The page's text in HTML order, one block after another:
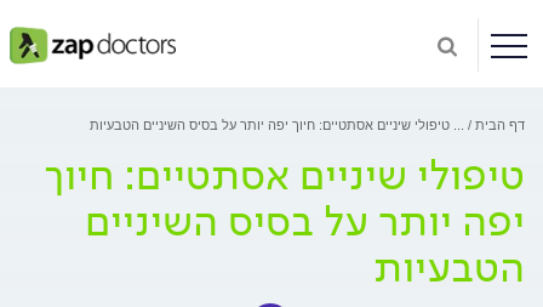
דף הבית טיפולי שיניים אסתטיים: חיוך יפה יותר על בסיס השיניים הטבעיות
טיפולי שיניים אסתטיים: חיוך
יפה יותר על בסיס השיניים
הטבעיות